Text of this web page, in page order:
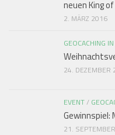
neuen King
2. MÄRZ 2016
GEOCACHING
24. DEZEMBER
EVENT/
Gewinnspiel:
21.